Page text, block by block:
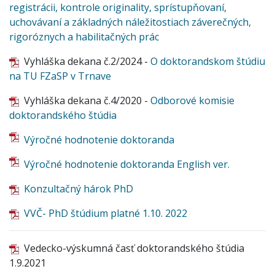
registrácii, kontrole originality, sprístupňovaní,
uchovávaní a základných náležitostiach záverečných,
rigoróznych a habilitačných prác
Vyhláška dekana č.2/2024 - O doktorandskom štúdiu
na TU FZaSP v Trnave
Vyhláška dekana č.4/2020 - Odborové komisie
doktorandského štúdia
Výročné hodnotenie doktoranda
Výročné hodnotenie doktoranda English ver.
Konzultačný hárok PhD
VVČ- PhD štúdium platné 1.10. 2022
Vedecko-výskumná časť doktorandského štúdia
1.9.2021